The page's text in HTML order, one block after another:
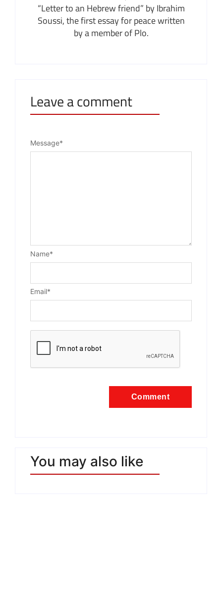
“Letter to an Hebrew friend” by Ibrahim
Soussi, the first essay for peace written
by a member of Plo.
Leave a comment
Message*
Name*
Email*
You may also like